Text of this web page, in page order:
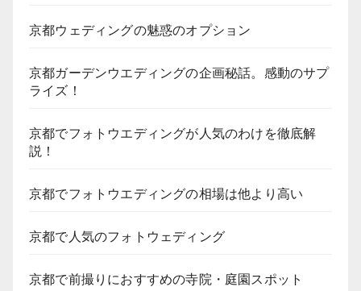
京都ウェディングの魅惑のオプション
京都ガーデンウエディングの企画秘話。感動のサプ
ライズ！
京都でフォトウエディングが人気のわけを徹底解
説！
京都でフォトウエディングの相場は他より高い
京都で人気のフォトウェディング
京都で前撮りにおすすめの寺院・庭園スポット